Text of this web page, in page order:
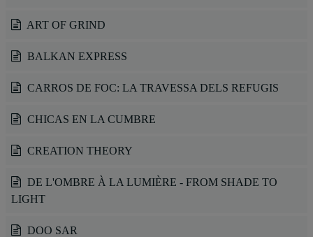
ART OF GRIND
BALKAN EXPRESS
CARROS DE FOC: LA TRAVESSA DELS REFUGIS
CHICAS EN LA CUMBRE
CREATION THEORY
DE L'OMBRE À LA LUMIÈRE - FROM SHADE TO
LIGHT
DOO SAR